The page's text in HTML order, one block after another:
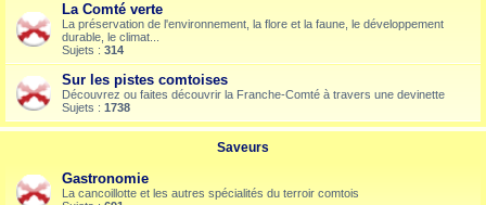
La Comté verte
La préservation de l'environnement, la flore et la faune, le développement
durable, le climat...
Sujets : 314
Sur les pistes comtoises
Découvrez ou faites découvrir la Franche-Comté à travers une devinette
Sujets : 1738
Saveurs
Gastronomie
La cancoillotte et les autres spécialités du terroir comtois